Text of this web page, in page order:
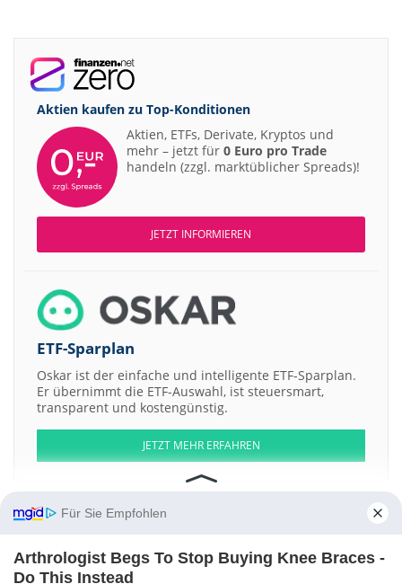
Aktien kaufen zu Top-Konditionen
Aktien, ETFs, Derivate, Kryptos und
mehr – jetzt für 0 Euro pro Trade
handeln (zzgl. marktüblicher Spreads)!
JETZT INFORMIEREN
ETF-Sparplan
Oskar ist der einfache und intelligente ETF-Sparplan.
Er übernimmt die ETF-Auswahl, ist steuersmart,
transparent und kostengünstig.
JETZT MEHR ERFAHREN
Aktien ATX DAX EuroStoxx 50 Dow Jones NASDAQ 100
Nikkei 225
S&P 500
Für Sie Empfohlen
Arthrologist Begs To Stop Buying Knee Braces -
Do This Instead